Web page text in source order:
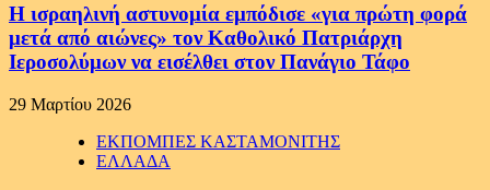
Η ισραηλινή αστυνομία εμπόδισε «για πρώτη φορά
μετά από αιώνες» τον Καθολικό Πατριάρχη
Ιεροσολύμων να εισέλθει στον Πανάγιο Τάφο
29 Μαρτίου 2026
ΕΚΠΟΜΠΕΣ ΚΑΣΤΑΜΟΝΙΤΗΣ
ΕΛΛΑΔΑ